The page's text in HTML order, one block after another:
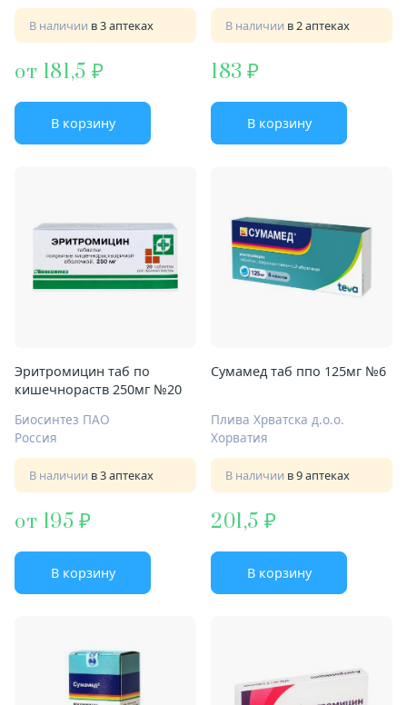
В наличии в 3 аптеках
от 181,5
В корзину
В наличии в 2 аптеках
183
В корзину
Эритромицин таб по
кишечнораств 250мг №20
Биосинтез ПАО
Россия
В наличии в 3 аптеках
от 195
В корзину
Сумамед таб ппо 125мг №6
Плива Хрватска д.о.о.
Хорватия
В наличии в 9 аптеках
201,5
В корзину